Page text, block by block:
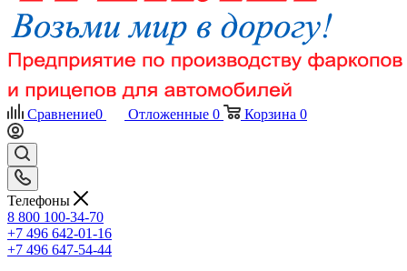
Сравнение0 Отложенные 0 Корзина 0
Телефоны
8 800 100-34-70
+7 496 642-01-16
+7 496 647-54-44